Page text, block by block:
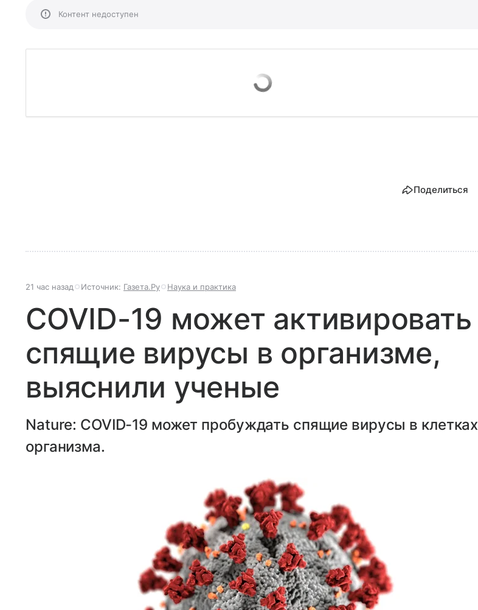
Контент недоступен
Поделиться
21 час назад Источник: Газета.Ру Наука и практика
COVID-19 может активировать
спящие вирусы в организме,
выяснили ученые
Nature: COVID-19 может пробуждать спящие вирусы в клетках
организма.